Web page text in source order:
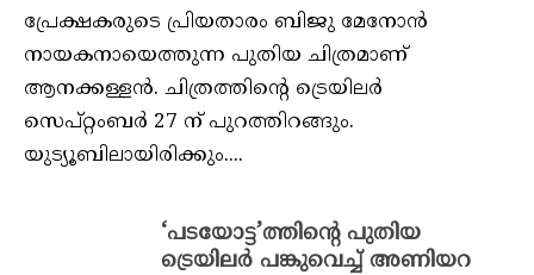
പ്രേക്ഷകരുടെ പ്രിയതാരം ബിജു മേനോന്‍
നായകനായെത്തുന്ന പുതിയ ചിത്രമാണ്
ആനക്കള്ളന്‍. ചിത്രത്തിന്റെ ട്രെയിലര്‍
സെപ്റ്റംബര്‍ 27 ന് പുറത്തിറങ്ങും.
യുട്യൂബിലായിരിക്കും....
‘പടയോട്ട’ത്തിന്റെ പുതിയ
ട്രെയിലര്‍ പങ്കുവെച്ച് അണിയറ